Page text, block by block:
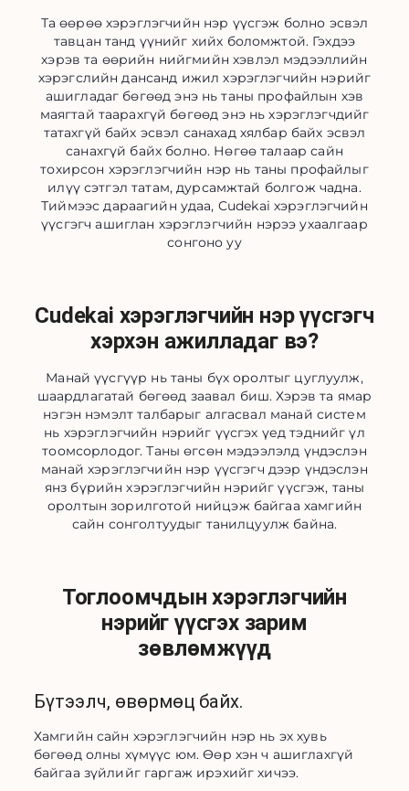
Та өөрөө хэрэглэгчийн нэр үүсгэж болно эсвэл
тавцан танд үүнийг хийх боломжтой. Гэхдээ
хэрэв та өөрийн нийгмийн хэвлэл мэдээллийн
хэрэгслийн дансанд ижил хэрэглэгчийн нэрийг
ашигладаг бөгөөд энэ нь таны профайлын хэв
маягтай таарахгүй бөгөөд энэ нь хэрэглэгчдийг
татахгүй байх эсвэл санахад хялбар байх эсвэл
санахгүй байх болно. Нөгөө талаар сайн
тохирсон хэрэглэгчийн нэр нь таны профайлыг
илүү сэтгэл татам, дурсамжтай болгож чадна.
Тиймээс дараагийн удаа, Cudekai хэрэглэгчийн
үүсгэгч ашиглан хэрэглэгчийн нэрээ ухаалгаар
сонгоно уу
Cudekai хэрэглэгчийн нэр үүсгэгч
хэрхэн ажилладаг вэ?
Манай үүсгүүр нь таны бүх оролтыг цуглуулж,
шаардлагатай бөгөөд заавал биш. Хэрэв та ямар
нэгэн нэмэлт талбарыг алгасвал манай систем
нь хэрэглэгчийн нэрийг үүсгэх үед тэднийг үл
тоомсорлодог. Таны өгсөн мэдээлэлд үндэслэн
манай хэрэглэгчийн нэр үүсгэгч дээр үндэслэн
янз бүрийн хэрэглэгчийн нэрийг үүсгэж, таны
оролтын зорилготой нийцэж байгаа хамгийн
сайн сонголтуудыг танилцуулж байна.
Тоглоомчдын хэрэглэгчийн
нэрийг үүсгэх зарим
зөвлөмжүүд
Бүтээлч, өвөрмөц байх.
Хамгийн сайн хэрэглэгчийн нэр нь эх хувь
бөгөөд олны хүмүүс юм. Өөр хэн ч ашиглахгүй
байгаа зүйлийг гаргаж ирэхийг хичээ.